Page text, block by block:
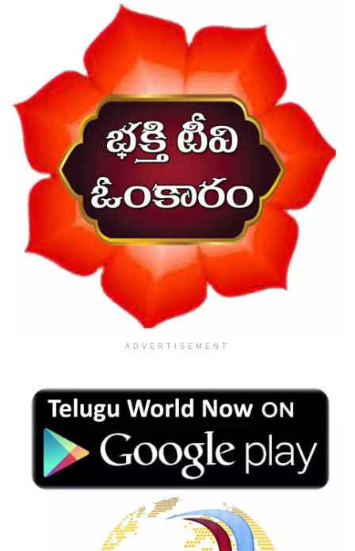
ADVERTISEMENT